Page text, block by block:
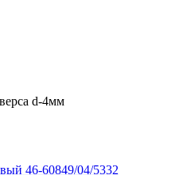
d-4мм
46-60849/04/5332